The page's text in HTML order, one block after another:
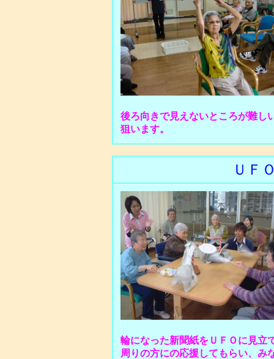
後ろ向きで見えないところが難し
狙います。
ＵＦ
輪になった新聞紙をＵＦＯに見立
周りの方にの応援してもらい、み